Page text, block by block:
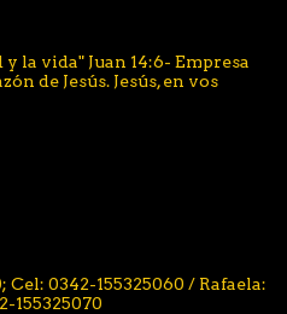
la vida" Juan 14:6- Empresa
de Jesús. Jesús, en vos
Cel: 0342-155325060 / Rafaela:
155325070